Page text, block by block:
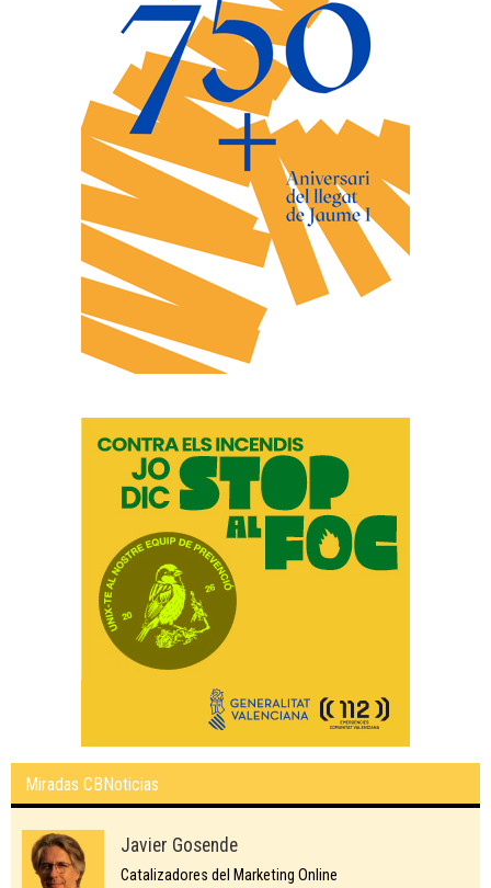
Miradas CBNoticias
Javier Gosende
Catalizadores del Marketing Online